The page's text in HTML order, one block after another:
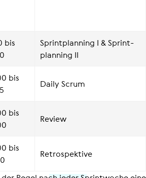
bis
Sprint­plan­ning I & Sprint­
plan­ning II
bis
Daily Scrum
bis
Review
bis
Retro­spek­tive